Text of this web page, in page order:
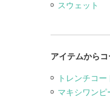
スウェット
アイテムから
トレンチコー
マキシワンピ